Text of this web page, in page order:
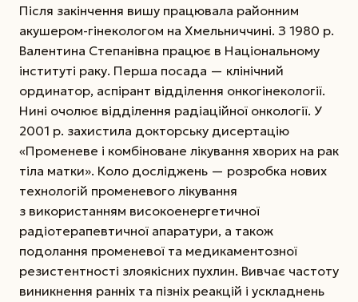
Після закінчення вишу працювала районним
акушером-гінекологом на Хмельниччині. З 1980 р.
Валентина Степанівна працює в Національному
інституті раку. Перша посада — клінічний
ординатор, аспірант відділення онкогінекології.
Нині очолює відділення радіаційної онкології. У
2001 р. захистила докторську дисертацію
«Променеве і комбіноване лікування хворих на рак
тіла матки». Коло досліджень — розробка нових
технологій променевого лікування
з використанням високоенергетичної
радіотерапевтичної апаратури, а також
подолання променевої та медикаментозної
резистентності злоякісних пухлин. Вивчає частоту
виникнення ранніх та пізніх реакцій і ускладнень